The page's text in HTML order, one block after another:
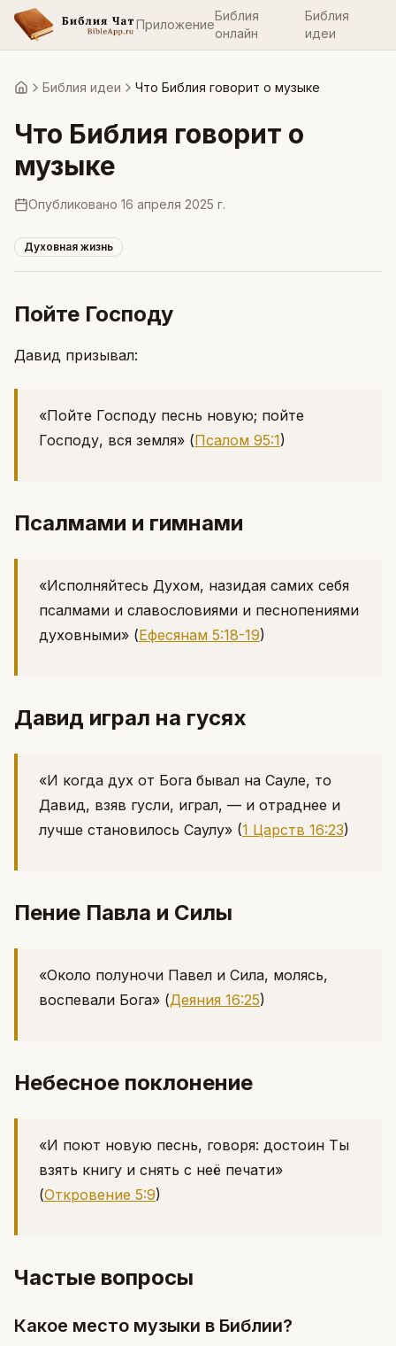
Приложение
Библия
онлайн
Библия
идеи
ГлавнаяБиблия идеи Что Библия говорит о музыке
Что Библия говорит о
музыке
Опубликовано 16 апреля 2025 г.
Духовная жизнь
Пойте Господу
Давид призывал:
«Пойте Господу песнь новую; пойте
Господу, вся земля» (Псалом 95:1)
Псалмами и гимнами
«Исполняйтесь Духом, назидая самих себя
псалмами и славословиями и песнопениями
духовными» (Ефесянам 5:18-19)
Давид играл на гусях
«И когда дух от Бога бывал на Сауле, то
Давид, взяв гусли, играл, — и отраднее и
лучше становилось Саулу» (1 Царств 16:23)
Пение Павла и Силы
«Около полуночи Павел и Сила, молясь,
воспевали Бога» (Деяния 16:25)
Небесное поклонение
«И поют новую песнь, говоря: достоин Ты
взять книгу и снять с неё печати»
(Откровение 5:9)
Частые вопросы
Какое место музыки в Библии?